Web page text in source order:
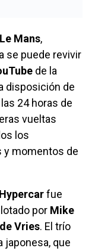
Mans,
se puede revivir
de la
disposición de
24 horas de
vueltas
los
y momentos de
Hypercarfue
por Mike
Vries. El trío
japonesa, que